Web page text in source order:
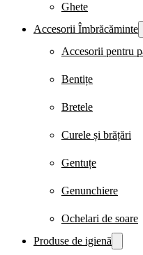
Ghete
Accesorii Îmbrăcăminte
Accesorii pentru
Bentițe
Bretele
Curele și brățări
Gentuțe
Genunchiere
Ochelari de soare
Produse de igienă